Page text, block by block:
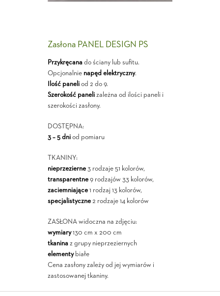
Zasłona PANEL DESIGN PS
Przykręcanado ściany lub sufitu.
Opcjonalnie napęd elektryczny.
Ilość paneliod 2 do 9.
Szerokość panelizależna od ilości paneli i
szerokości zasłony.
DOSTĘPNA:
3 – 5 dniod pomiaru
TKANINY:
nieprzezierne3 rodzaje 51 kolorów,
transparentne9 rodzajów 33 kolorów,
zaciemniające1 rodzaj 13 kolorów,
specjalistyczne2 rodzaje 14 kolorów
ZASŁONA widoczna na zdjęciu:
wymiary130 cm x 200 cm
tkaninaz grupy nieprzeziernych
elementybiałe
Cena zasłony zależy od jej wymiarów i
zastosowanej tkaniny.